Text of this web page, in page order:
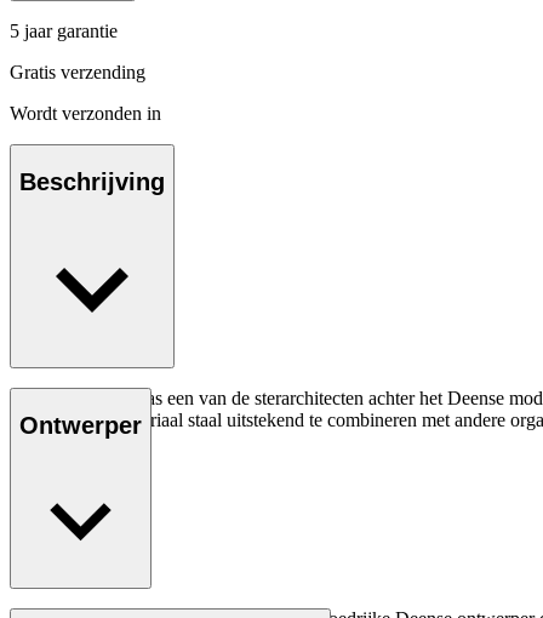
5 jaar garantie
Gratis verzending
Wordt verzonden in
Beschrijving
Poul Kjærholm was een van de sterarchitecten achter het Deense
zijn favoriete materiaal staal uitstekend te combineren met andere
Ontwerper